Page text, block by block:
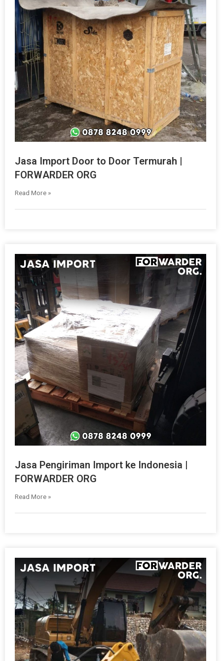
Jasa Import Door to Door Termurah |
FORWARDER ORG
Read More »
Jasa Pengiriman Import ke Indonesia |
FORWARDER ORG
Read More »